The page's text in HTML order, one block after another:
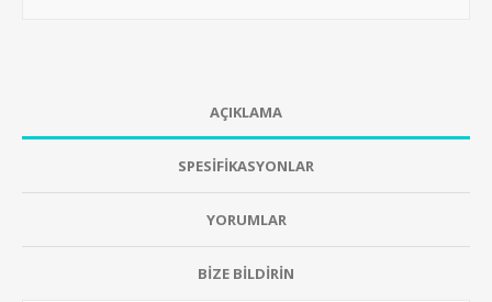
AÇIKLAMA
SPESİFİKASYONLAR
YORUMLAR
BİZE BİLDİRİN